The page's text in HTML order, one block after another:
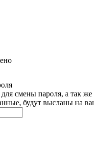
для смены пароля, а так
будут высланы на